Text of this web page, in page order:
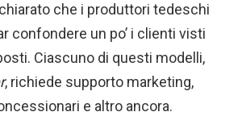
che i produttori tedeschi
confondere un po’ i clienti visti
Ciascuno di questi modelli,
, richiede supporto marketing,
e altro ancora.